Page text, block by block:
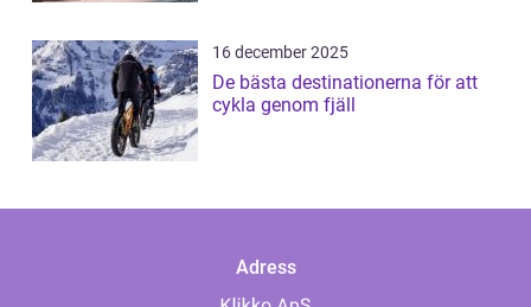
16 december 2025
De bästa destinationerna för att
cykla genom fjäll
Adress